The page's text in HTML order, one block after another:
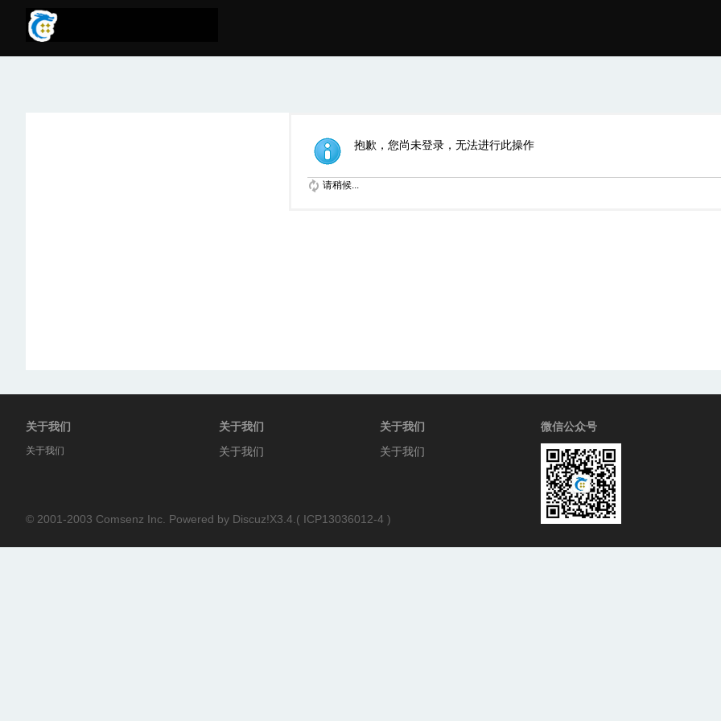
抱歉，您尚未登录，无法进行此操作
请稍候...
关于我们
关于我们
关于我们
关于我们
关于我们
关于我们
微信公众号
© 2001-2003 Comsenz Inc. Powered by Discuz!X3.4. ( ICP13036012-4 )